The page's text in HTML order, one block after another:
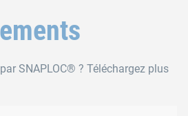
SNAPLOC® ? Téléchargez plus